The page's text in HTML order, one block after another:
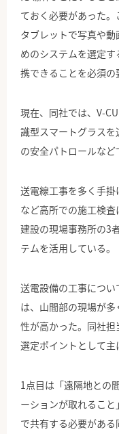
ておく必要があった
タブレットで写真や
めのシステムを選定
携できることを必須の
現在、同社では、V-
識型スマートグラス
の安全パトロールなど
送電線工事を多く手
など高所での施工検
建設の現場事務所の3
テムを活用している。
送電設備の工事につ
は、山間部の現場が
性が高かった。同社
選定ポイントとして主
1点目は「遠隔地との
ーションが取れるこ
で共有する必要があ